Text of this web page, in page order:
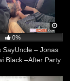
0%
SayUncle – Jonas
Black –After Party